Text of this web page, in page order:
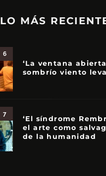
LO MÁS
6
‘La ventana
sombrío viento
7
‘El síndrome
el arte como
de la humanidad